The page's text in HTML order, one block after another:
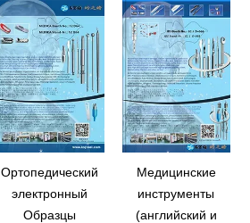
Ортопедический
электронный
Образцы
Медицинские
инструменты
(английский и